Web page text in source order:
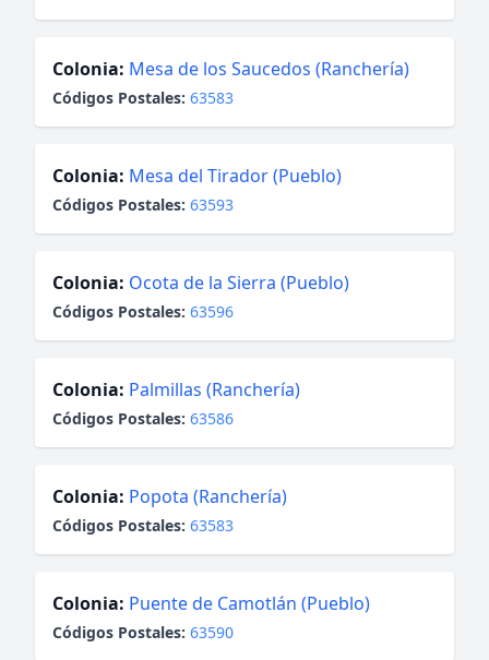
Colonia: Mesa de los Saucedos (Ranchería)
Códigos Postales: 63583
Colonia: Mesa del Tirador (Pueblo)
Códigos Postales: 63593
Colonia: Ocota de la Sierra (Pueblo)
Códigos Postales: 63596
Colonia: Palmillas (Ranchería)
Códigos Postales: 63586
Colonia: Popota (Ranchería)
Códigos Postales: 63583
Colonia: Puente de Camotlán (Pueblo)
Códigos Postales: 63590